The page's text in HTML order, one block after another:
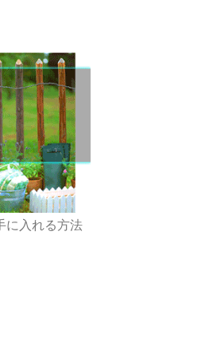
に入れる方法